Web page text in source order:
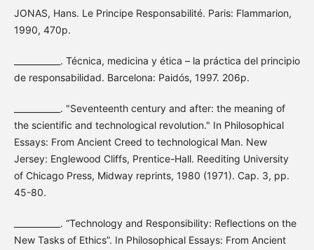
JONAS, Hans. Le Principe Responsabilité. Paris: Flammarion,
1990, 470p.
___________. Técnica, medicina y ética – la práctica del principio
de responsabilidad. Barcelona: Paidós, 1997. 206p.
___________. "Seventeenth century and after: the meaning of
the scientific and technological revolution." In Philosophical
Essays: From Ancient Creed to technological Man. New
Jersey: Englewood Cliffs, Prentice-Hall. Reediting University
of Chicago Press, Midway reprints, 1980 (1971). Cap. 3, pp.
45-80.
___________. “Technology and Responsibility: Reflections on the
New Tasks of Ethics”. In Philosophical Essays: From Ancient